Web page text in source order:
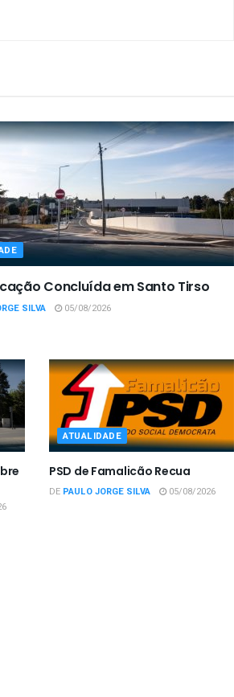
Concluída em Santo Tirso
SILVA 05/08/2026
ATUALIDADE
PSD de Famalicão Recua
DE PAULO JORGE SILVA 05/08/2026